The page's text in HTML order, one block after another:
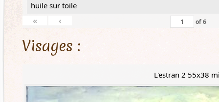
huile sur toile
«
‹ of6
Visages :
L'estran 2 55x38